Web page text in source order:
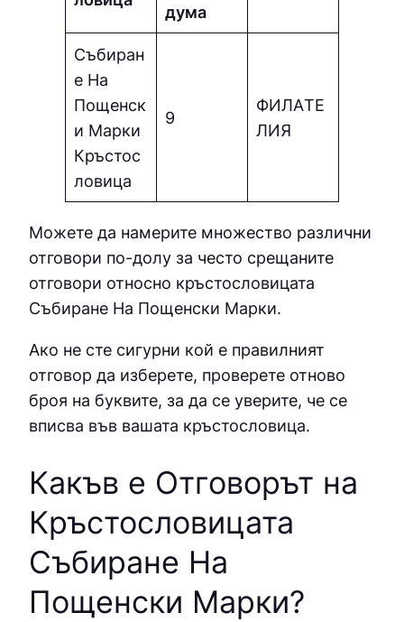
дума
Събиран
е На
Пощенск
и Марки
Кръстос
ловица
9
ФИЛAТE
ЛИЯ
Можете да намерите множество различни
отговори по-долу за често срещаните
отговори относно кръстословицата
Събиране На Пощенски Марки.
Ако не сте сигурни кой е правилният
отговор да изберете, проверете отново
броя на буквите, за да се уверите, че се
вписва във вашата кръстословица.
Какъв е Отговорът на
Кръстословицата
Събиране На
Пощенски Марки?